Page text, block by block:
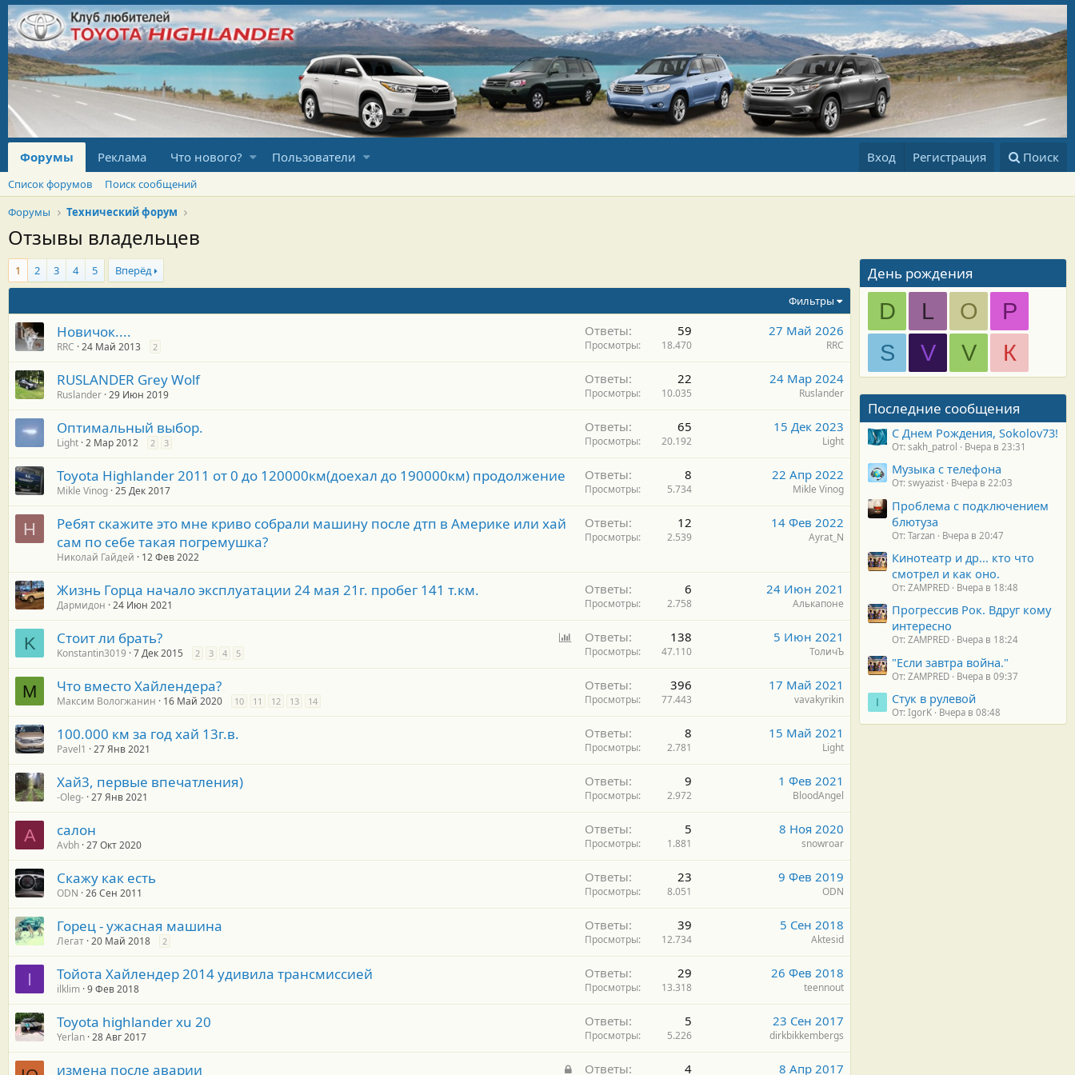
Форумы Реклама Что нового? Пользователи Вход Регистрация Поиск
Список форумов
Поиск сообщений
Форумы
Технический форум
Отзывы владельцев
1 2 3 4 5 Вперёд
Фильтры
Новичок....
RRC 24 Май 2013 2
Ответы 59
Просмотры 18.470
27 Май 2026
RRC
RUSLANDER Grey Wolf
Ruslander 29 Июн 2019
Ответы 22
Просмотры 10.035
24 Мар 2024
Ruslander
Оптимальный выбор.
Light 2 Мар 2012 2 3
Ответы 65
Просмотры 20.192
15 Дек 2023
Light
Toyota Highlander 2011 от 0 до 120000км(доехал до 190000км) продолжение
Mikle Vinog 25 Дек 2017
Ответы 8
Просмотры 5.734
22 Апр 2022
Mikle Vinog
Н
Ребят скажите это мне криво собрали машину после дтп в Америке или хай
сам по себе такая погремушка?
Николай Гайдей 12 Фев 2022
Ответы 12
Просмотры 2.539
14 Фев 2022
Ayrat_N
Жизнь Горца начало эксплуатации 24 мая 21г. пробег 141 т.км.
Дармидон 24 Июн 2021
Ответы 6
Просмотры 2.758
24 Июн 2021
Алькапоне
K
р
Стоит ли брать?
Konstantin3019 7 Дек 2015 2 3 4 5
Ответы 138
Просмотры 47.110
5 Июн 2021
ТоличЪ
М Что вместо Хайлендера?
Максим Вологжанин 16 Май 2020 10 11 12 13 14
Ответы 396
Просмотры 77.443
17 Май 2021
vavakyrikin
100.000 км за год хай 13г.в.
Pavel1 27 Янв 2021
Ответы 8
Просмотры 2.781
15 Май 2021
Light
Хай3, первые впечатления)
-Oleg- 27 Янв 2021
Ответы 9
Просмотры 2.972
1 Фев 2021
BloodAngel
A салон
Avbh 27 Окт 2020
Ответы 5
Просмотры 1.881
8 Ноя 2020
snowroar
Скажу как есть
ODN 26 Сен 2011
Ответы 23
Просмотры 8.051
9 Фев 2019
ODN
Горец - ужасная машина
Легат 20 Май 2018 2
Ответы 39
Просмотры 12.734
5 Сен 2018
Aktesid
I Тойота Хайлендер 2014 удивила трансмиссией
ilklim 9 Фев 2018
Ответы 29
Просмотры 13.318
26 Фев 2018
teennout
Toyota highlander xu 20
Yerlan 28 Авг 2017
Ответы 5
Просмотры 5.226
23 Сен 2017
dirkbikkembergs
З
измена после аварии Ответы 4 8 Апр 2017
День рождения
D L O
P
S
V V К
Последние сообщения
С Днем Рождения, Sokolov73!
От: sakh_patrol Вчера в 23:31
Музыка с телефона
От: swyazist Вчера в 22:03
Проблема с подключением
блютуза
От: Tarzan Вчера в 20:47
Кинотеатр и др... кто что
смотрел и как оно.
От: ZAMPRED Вчера в 18:48
Прогрессив Рок. Вдруг кому
интересно
От: ZAMPRED Вчера в 18:24
"Если завтра война."
От: ZAMPRED Вчера в 09:37
I Стук в рулевой
От: IgorK Вчера в 08:48